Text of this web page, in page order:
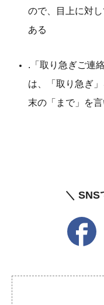
ので、目上に対
ある
.「取り急ぎご連
は、「取り急ぎ
末の「まで」を
＼ SNS